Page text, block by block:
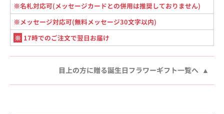
※名札対応可(メッセージカードとの併用は推奨しておりません)
※メッセージ対応可(無料メッセージ30文字以内)
※ 17時でのご注文で翌日お届け
目上の方に贈る誕生日フラワーギフト一覧へ